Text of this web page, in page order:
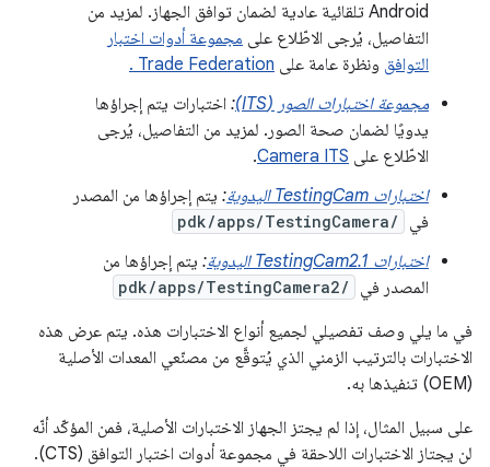
Android تلقائية عادية لضمان توافق الجهاز. لمزيد من
التفاصيل، يُرجى الاطّلاع على مجموعة أدوات اختبار
التوافق ونظرة عامة على Trade Federation .
مجموعة اختبارات الصور (ITS)
: اختبارات يتم إجراؤها
يدويًا لضمان صحة الصور. لمزيد من التفاصيل، يُرجى
الاطّلاع على Camera ITS
.
اختبارات TestingCam اليدوية
: يتم إجراؤها من المصدر
في
pdk/apps/TestingCamera/
اختبارات TestingCam2.1 اليدوية : يتم إجراؤها من
المصدر في
pdk/apps/TestingCamera2/
في ما يلي وصف تفصيلي لجميع أنواع الاختبارات هذه. يتم عرض هذه
الاختبارات بالترتيب الزمني الذي يُتوقَّع من مصنّعي المعدات الأصلية
(OEM) تنفيذها به.
على سبيل المثال، إذا لم يجتز الجهاز الاختبارات الأصلية، فمن المؤكّد أنّه
لن يجتاز الاختبارات اللاحقة في مجموعة أدوات اختبار التوافق (CTS).